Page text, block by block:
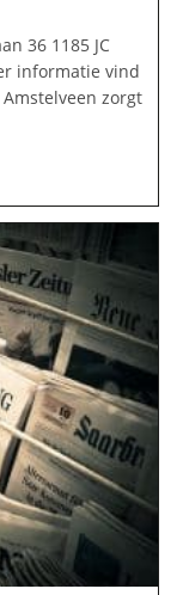
36 1185 JC
informatie vind
zorgt